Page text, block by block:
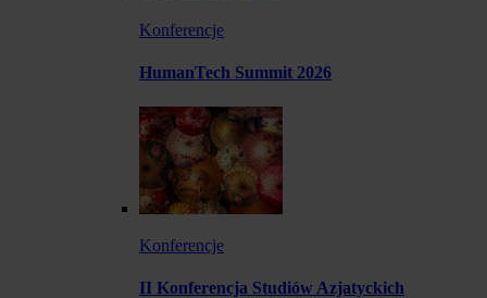
Konferencje
HumanTech Summit 2026
Konferencje
II Konferencja Studiów Azjatyckich